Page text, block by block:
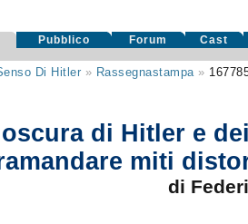
Pubblico Forum Cast
Di Hitler » Rassegnastampa»
di Hitler e
miti
di